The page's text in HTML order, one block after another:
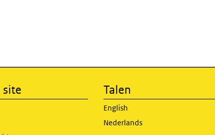
site Talen
English
Nederlands